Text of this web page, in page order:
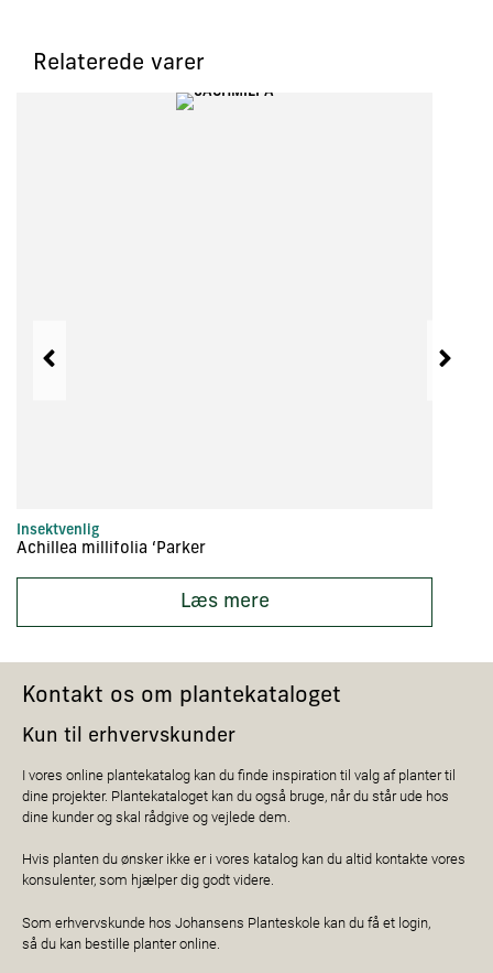
Relaterede varer
Insektvenlig
Achillea millifolia ‘Parker
Læs mere
Kontakt os om plantekataloget
Kun til erhvervskunder
I vores online plantekatalog kan du finde inspiration til valg af planter til
dine projekter. Plantekataloget kan du også bruge, når du står ude hos
dine kunder og skal rådgive og vejlede dem.
Hvis planten du ønsker ikke er i vores katalog kan du altid kontakte vores
konsulenter, som hjælper dig godt videre.
Som erhvervskunde hos Johansens Planteskole kan du få et login,
så du kan bestille planter online.